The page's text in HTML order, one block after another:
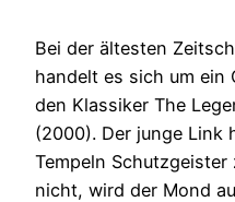
Bei der ältesten
handelt es sich um ein
den Klassiker The
(2000). Der junge Link
Tempeln
nicht, wird der Mond